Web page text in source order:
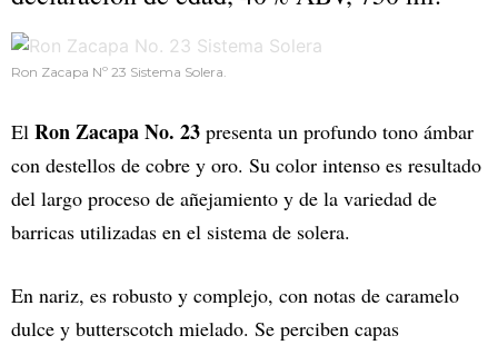
Ron Zacapa Nº 23 Sistema Solera.
El Ron Zacapa No. 23 presenta un profundo tono ámbar
con destellos de cobre y oro. Su color intenso es resultado
del largo proceso de añejamiento y de la variedad de
barricas utilizadas en el sistema de solera.
En nariz, es robusto y complejo, con notas de caramelo
dulce y butterscotch mielado. Se perciben capas